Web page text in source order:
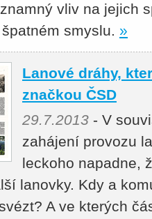
vliv na jejich
smyslu. »
Lanové dráhy,
značkou ČSD
29.7.2013 - V
zahájení provozu
leckoho napadne,
lanovky. Kdy a
A ve kterých